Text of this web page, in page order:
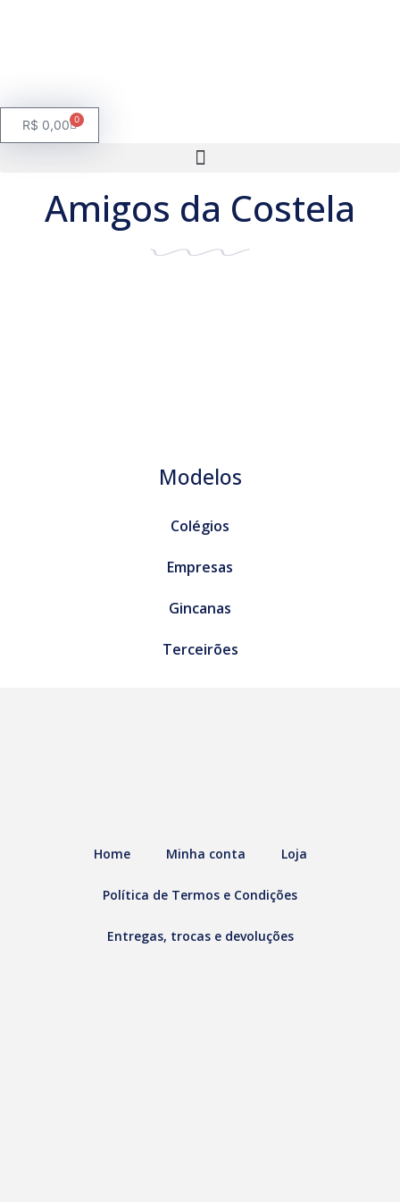
R$ 0,00 0
Amigos da Costela
Modelos
Colégios
Empresas
Gincanas
Terceirões
Home Minha conta Loja
Política de Termos e Condições
Entregas, trocas e devoluções